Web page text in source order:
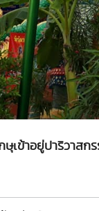
ษุเข้าอยู่ปาริวา